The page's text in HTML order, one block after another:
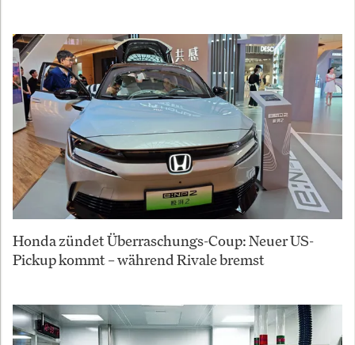
Honda zündet Überraschungs-Coup: Neuer US-
Pickup kommt – während Rivale bremst